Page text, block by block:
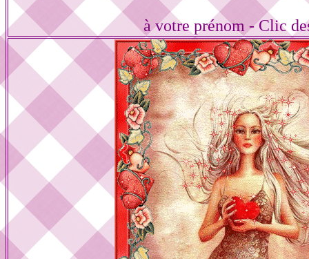
à votre prénom - Clic